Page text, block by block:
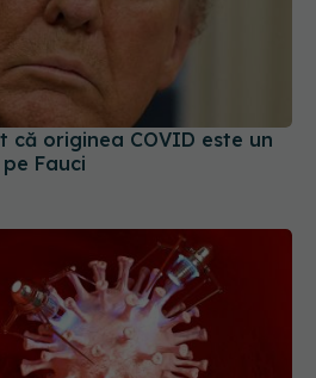
că originea COVID este un
Fauci